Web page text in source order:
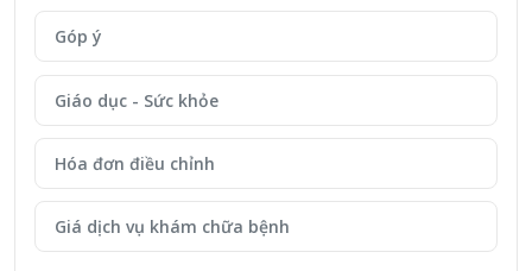
Góp ý
Giáo dục - Sức khỏe
Hóa đơn điều chỉnh
Giá dịch vụ khám chữa bệnh